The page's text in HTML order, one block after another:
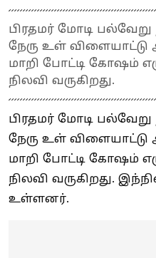
பிரதமர் மோடி
நேரு உள் விளையாட்டு
மாறி போட்டி கோஷம்
நிலவி வருகிறது.
பிரதமர் மோடி
நேரு உள் விளையாட்டு
மாறி போட்டி கோஷம்
நிலவி வருகிறது.
உள்ளனர்.